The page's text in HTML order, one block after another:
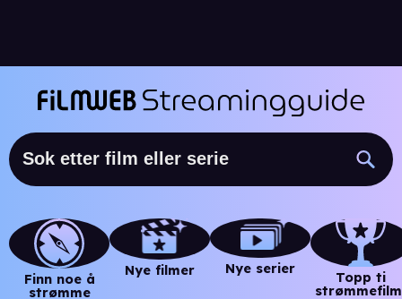
Finn noe å
strømme
Nye filmer Nye serier
Topp ti